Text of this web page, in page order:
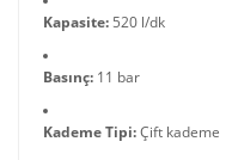
Kapasite: 520 l/dk
Basınç: 11 bar
Kademe Tipi:Çift kademe